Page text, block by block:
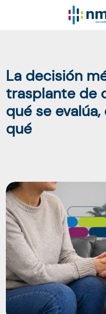
La decisión
trasplante de
qué se
qué